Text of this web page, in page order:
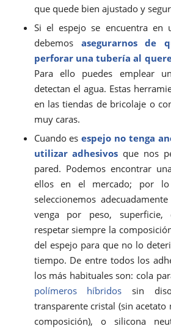
que quede bien ajustado y
Si el espejo se encuentra en
debemos asegurarnos de
perforar una tubería al
Para ello puedes emplear
detectan el agua. Estas
en las tiendas de bricolaje o
muy caras.
Cuando esespejo no tenga
utilizar adhesivos que nos
pared. Podemos encontrar
ellos en el mercado; por
seleccionemos
venga por peso,
respetar siempre la
del espejo para que no lo
tiempo. De entre todos los
los más habituales son: cola
polímeros híbridos sin
transparente cristal (sin acetato
composición), o silicona